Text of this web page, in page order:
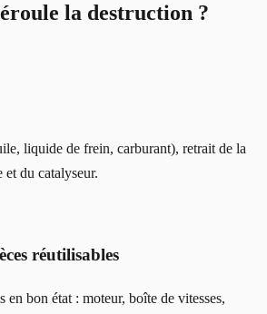
la destruction ?
liquide de frein, carburant), retrait de la
du catalyseur.
réutilisables
en bon état : moteur, boîte de vitesses,